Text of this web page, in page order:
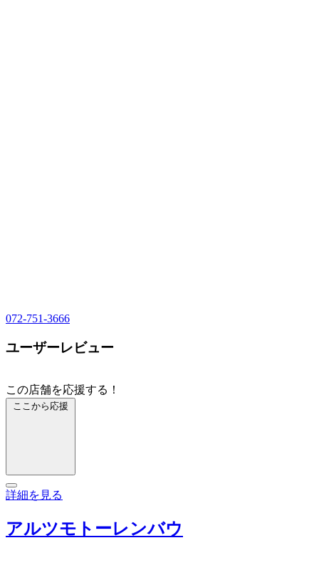
072-751-3666
ユーザーレビュー
この店舗を応援する！
ここから応援
詳細を見る
アルツモトーレンバウ